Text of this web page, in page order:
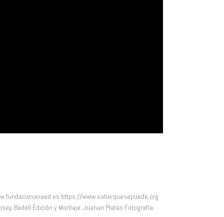
https://www.saberquesepuede.org
Badell Edición y Montaje: Juanan Platas Fotografía: